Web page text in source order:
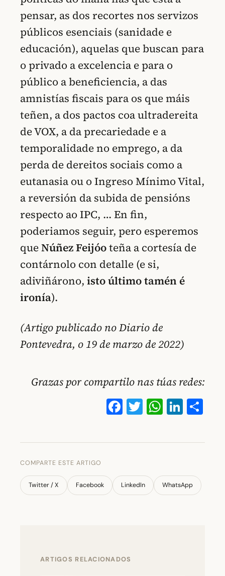
pensar, as dos recortes nos servizos
públicos esenciais (sanidade e
educación), aquelas que buscan para
o privado a excelencia e para o
público a beneficiencia, a das
amnistías fiscais para os que máis
teñen, a dos pactos coa ultradereita
de VOX, a da precariedade e a
temporalidade no emprego, a da
perda de dereitos sociais como a
eutanasia ou o Ingreso Mínimo Vital,
a reversión da subida de pensións
respecto ao IPC, … En fin,
poderiamos seguir, pero esperemos
queNúñez Feijóoteña a cortesía de
contárnolo con detalle (e si,
adiviñárono, isto último tamén é
ironía).
(Artigo publicado no Diario de
Pontevedra, o 19 de marzo de 2022)
Grazas por compartilo nas túas redes:
Facebook
Twitter
COMPARTE ESTE ARTIGO
Twitter / X Facebook LinkedIn WhatsApp
ARTIGOS RELACIONADOS